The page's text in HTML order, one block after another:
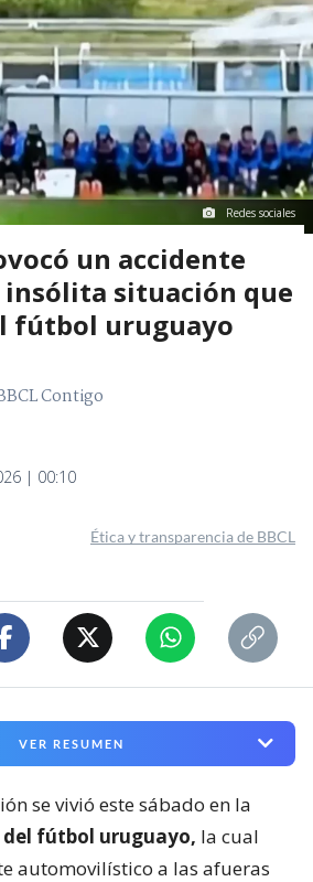
Redes sociales
un accidente
situación que
fútbol uruguayo
Contigo
| 00:10
Ética y transparencia de BBCL
VER RESUMEN
se vivió este sábado en la
del fútbol uruguayo, la cual
automovilístico a las afueras